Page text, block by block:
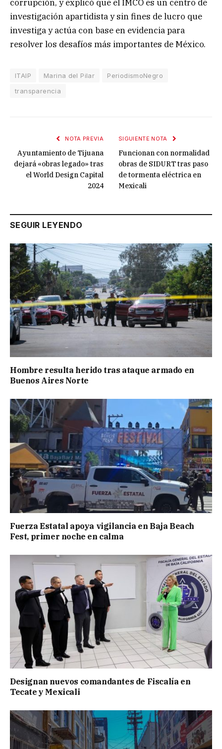
corrupción, y explicó que el IMCO es un centro de
investigación apartidista y sin fines de lucro que
investiga y actúa con base en evidencia para
resolver los desafíos más importantes de México.
ITAIP Marina del Pilar
PeriodismoNegro
transparencia
NOTA PREVIA
Ayuntamiento de Tijuana
dejará «obras legado» tras
el World Design Capital
2024
SIGUIENTE NOTA
Funcionan con normalidad
obras de SIDURT tras paso
de tormenta eléctrica en
Mexicali
SEGUIR LEYENDO
Hombre resulta herido tras ataque armado en
Buenos Aires Norte
Fuerza Estatal apoya vigilancia en Baja Beach
Fest, primer noche en calma
Designan nuevos comandantes de Fiscalía en
Tecate y Mexicali